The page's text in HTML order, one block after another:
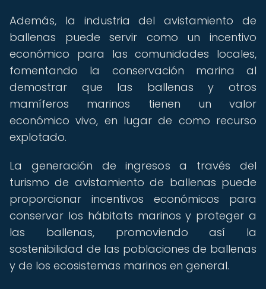
Además, la industria del avistamiento de
ballenas puede servir como un incentivo
económico para las comunidades locales,
fomentando la conservación marina al
demostrar que las ballenas y otros
mamíferos marinos tienen un valor
económico vivo, en lugar de como recurso
explotado.
La generación de ingresos a través del
turismo de avistamiento de ballenas puede
proporcionar incentivos económicos para
conservar los hábitats marinos y proteger a
las ballenas, promoviendo así la
sostenibilidad de las poblaciones de ballenas
y de los ecosistemas marinos en general.